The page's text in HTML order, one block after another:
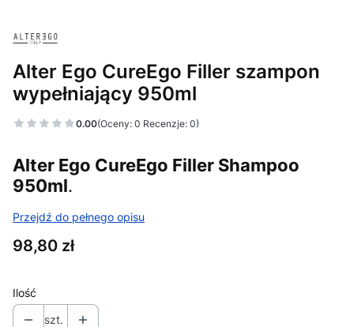
Alter Ego CureEgo Filler szampon
wypełniający 950ml
0.00(Oceny: 0 Recenzje: 0)
Alter Ego CureEgo Filler Shampoo
950ml.
Przejdź do pełnego opisu
Cena
98,80 zł
Ilość
szt.